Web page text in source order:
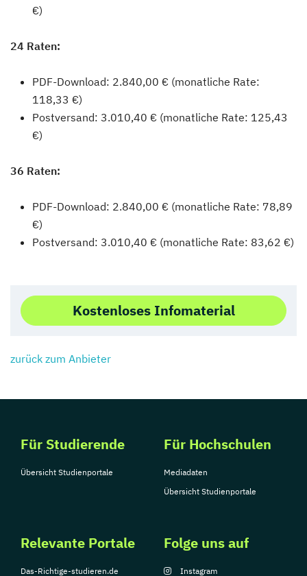
€)
24 Raten:
PDF-Download: 2.840,00 € (monatliche Rate:
118,33 €)
Postversand: 3.010,40 € (monatliche Rate: 125,43
€)
36 Raten:
PDF-Download: 2.840,00 € (monatliche Rate: 78,89
€)
Postversand: 3.010,40 € (monatliche Rate: 83,62 €)
Kostenloses Infomaterial
zurück zum Anbieter
Für Studierende
Übersicht Studienportale
Für Hochschulen
Mediadaten
Übersicht Studienportale
Relevante Portale
Das-Richtige-studieren.de
Folge uns auf
Instagram